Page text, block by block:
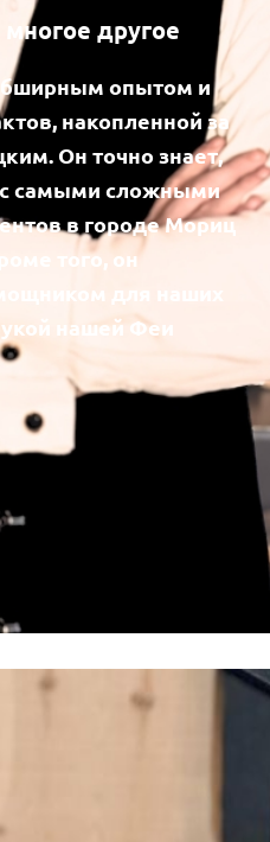
другое
опытом и
накопленной за
Он точно знает,
с самыми сложными
в городе Мориц
того, он
для наших
нашей Феи